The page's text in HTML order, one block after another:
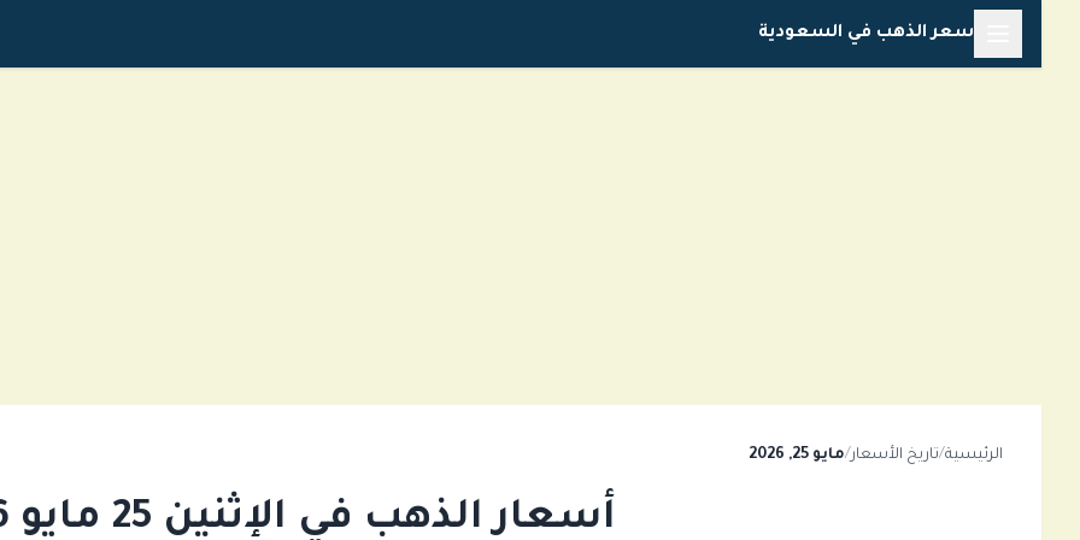
المحتوى
سعر الذهب في السعودية
الرئيسية/تاريخ الأسعار/مايو 25, 2026
أسعار الذهب في الإثنين 25 مايو 2026